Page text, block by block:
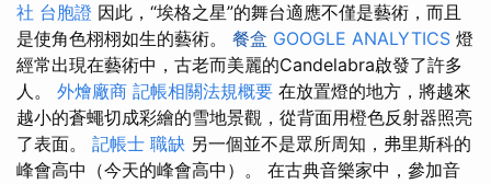
社 台胞證 因此，“埃格之星”的舞台適應不僅是藝術，而且
是使角色栩栩如生的藝術。 餐盒 GOOGLE ANALYTICS 燈
經常出現在藝術中，古老而美麗的Candelabra啟發了許多
人。 外燴廠商 記帳相關法規概要 在放置燈的地方，將越來
越小的蒼蠅切成彩繪的雪地景觀，從背面用橙色反射器照亮
了表面。 記帳士 職缺 另一個並不是眾所周知，弗里斯科的
峰會高中（今天的峰會高中）。 在古典音樂家中，參加音